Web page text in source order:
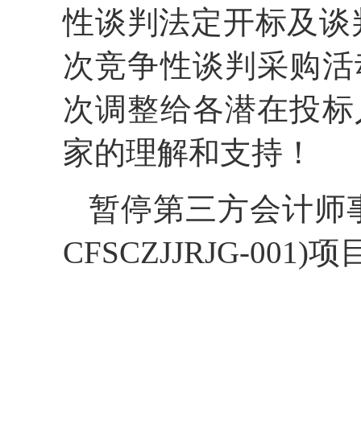
性谈判法定开标及
次竞争性谈判采购
次调整给各潜在投
家的理解和支持！
暂停第三方会计师
CFSCZJJRJG-001)